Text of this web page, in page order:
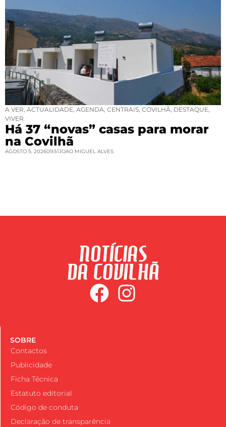
A VER ACTUALIDADE AGENDA CENTRAIS COVILHÃ DESTAQUE
VIVER
Há 37 “novas” casas para morar
na Covilhã
AGOSTO 5, 202609:51JOAO MIGUEL ALVES
SOBRE
Contactos
Publicidade
Ficha Técnica
Estatuto editorial
Código de conduta
Declaração de transparência